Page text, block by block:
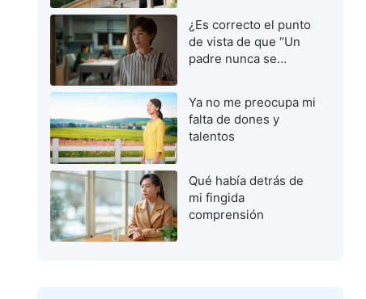
¿Es correcto el punto
de vista de que “Un
padre nunca se
Ya no me preocupa mi
falta de dones y
talentos
Qué había detrás de
mi fingida
comprensión